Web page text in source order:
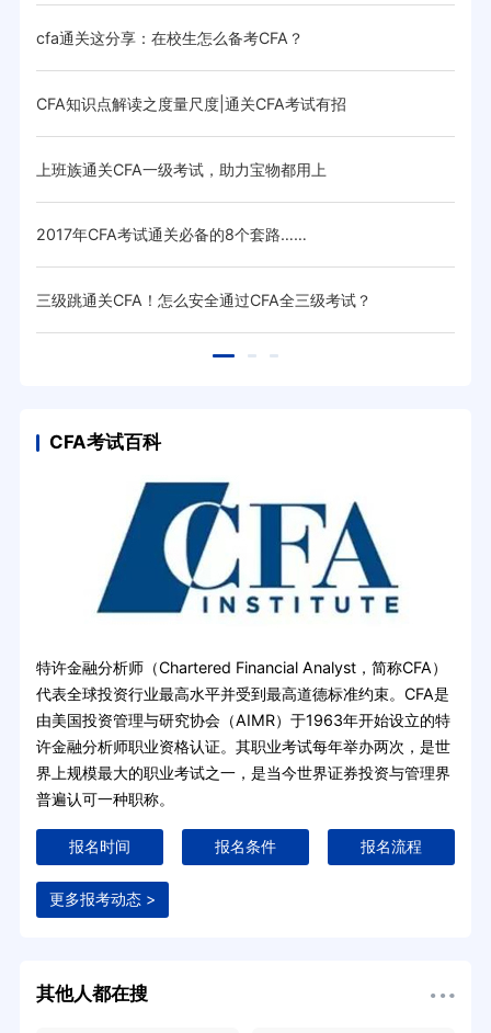
cfa通关这分享：在校生怎么备考CFA？
CFA知识点解读之度量尺度|通关CFA考试有招
上班族通关CFA一级考试，助力宝物都用上
2017年CFA考试通关必备的8个套路……
三级跳通关CFA！怎么安全通过CFA全三级考试？
CFA考试百科
特许金融分析师（Chartered Financial Analyst，简称CFA）
代表全球投资行业最高水平并受到最高道德标准约束。CFA是
由美国投资管理与研究协会（AIMR）于1963年开始设立的特
许金融分析师职业资格认证。其职业考试每年举办两次，是世
界上规模最大的职业考试之一，是当今世界证券投资与管理界
普遍认可一种职称。
报名时间 报名条件 报名流程
更多报考动态 >
其他人都在搜